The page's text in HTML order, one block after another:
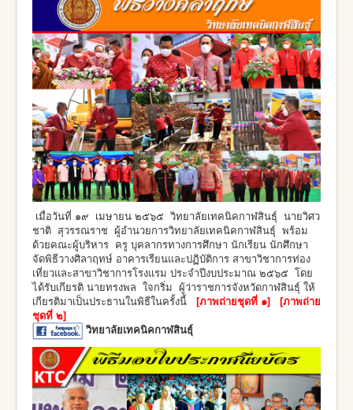
เมื่อวันที่ ๑๙ เมษายน ๒๕๖๕ วิทยาลัยเทคนิคกาฬสินธุ์ นายวิศว
ชาติ สุวรรณราช ผู้อำนวยการวิทยาลัยเทคนิคกาฬสินธุ์ พร้อม
ด้วยคณะผู้บริหาร ครู บุคลากรทางการศึกษา นักเรียน นักศึกษา
จัดพิธีวางศิลาฤทษ์ อาคารเรียนและปฏิบัติการ สาขาวิชาการท่อง
เที่ยวและสาขาวิชาการโรงแรม ประจำปีงบประมาณ ๒๕๖๕ โดย
ได้รับเกียรติ นายทรงพล ใจกริ่ม ผู้ว่าราชการจังหวัดกาฬสินธุ์ ให้
เกียรติมาเป็นประธานในพิธีในครั้งนี้
[ภาพถ่ายชุดที่ ๑] [ภาพถ่าย
ชุดที่ ๒]
วิทยาลัยเทคนิคกาฬสินธุ์